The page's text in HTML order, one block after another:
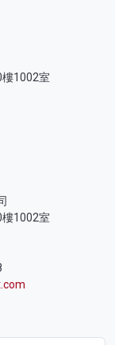
1002室
1002室